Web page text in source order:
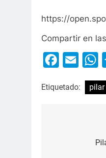
https://
Compartir en
Etiquetado: pilar